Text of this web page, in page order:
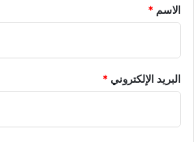
*
الاسم *
البريد الإلكتروني*